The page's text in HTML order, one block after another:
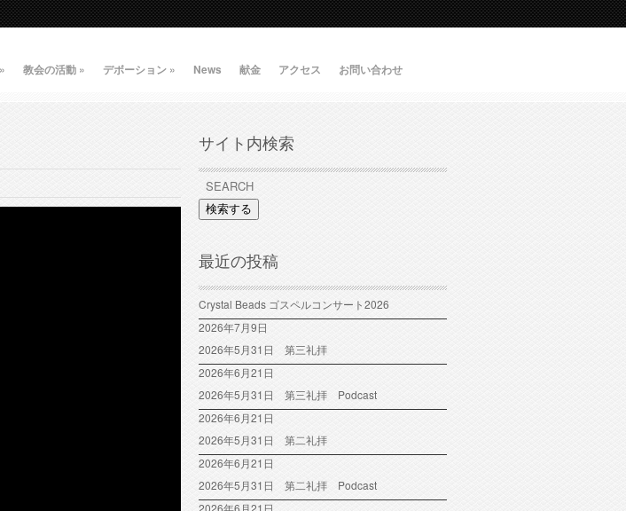
» 教会の活動 » デボーション » News 献金 アクセス お問い合わせ
サイト内検索
検索する
最近の投稿
Crystal Beads ゴスペルコンサート2026
2026年7月9日
2026年5月31日 第三礼拝
2026年6月21日
2026年5月31日 第三礼拝 Podcast
2026年6月21日
2026年5月31日 第二礼拝
2026年6月21日
2026年5月31日 第二礼拝 Podcast
2026年6月21日